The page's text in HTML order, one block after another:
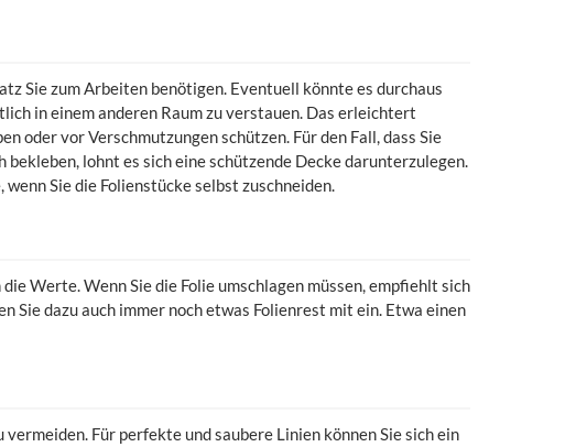
Sie zum Arbeiten benötigen. Eventuell könnte es durchaus
in einem anderen Raum zu verstauen. Das erleichtert
oder vor Verschmutzungen schützen. Für den Fall, dass Sie
lohnt es sich eine schützende Decke darunterzulegen.
Sie die Folienstücke selbst zuschneiden.
Werte. Wenn Sie die Folie umschlagen müssen, empfiehlt sich
Sie dazu auch immer noch etwas Folienrest mit ein. Etwa einen
Für perfekte und saubere Linien können Sie sich ein